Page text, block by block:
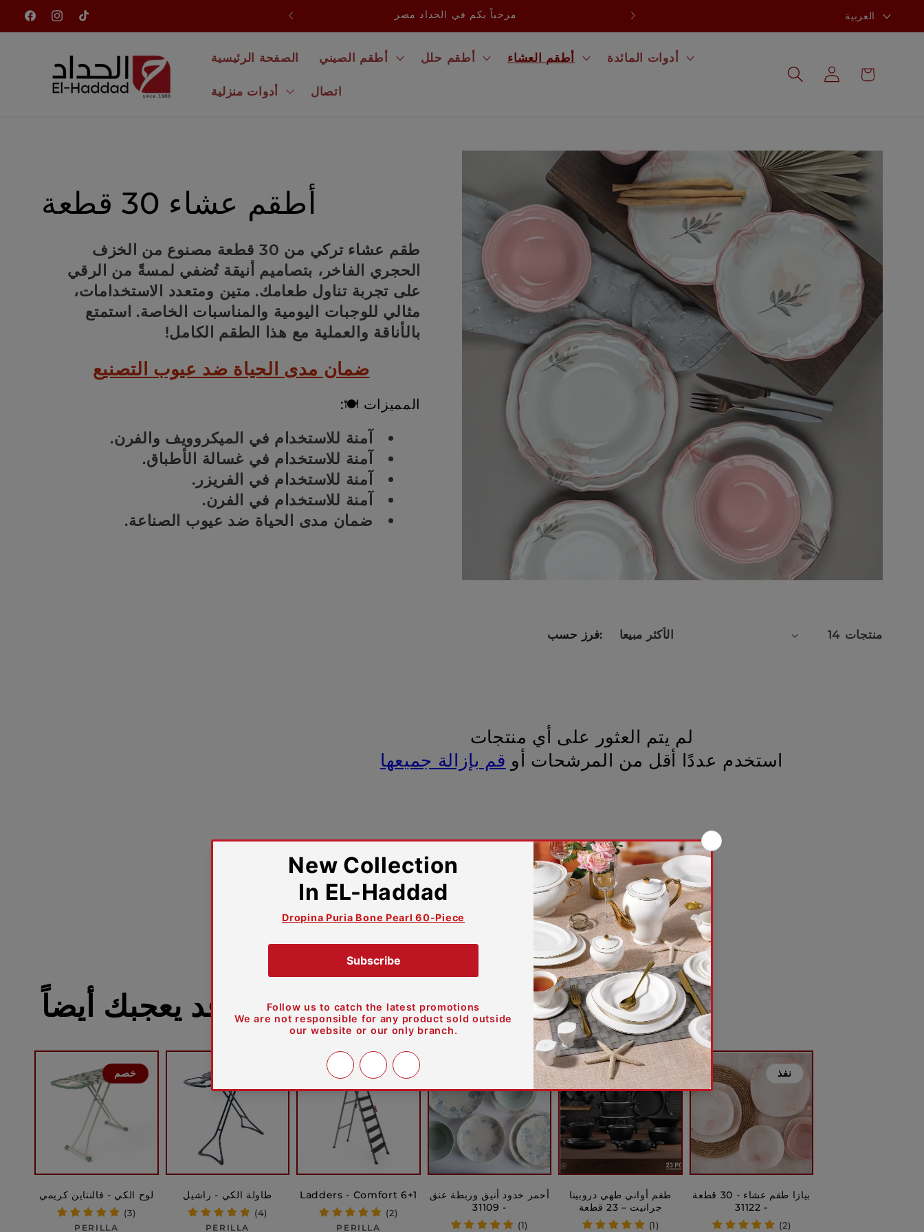
إلى
المحتوى
فيسبوكإنستغرام
تيك
وصلت للتو منتجات جديدة مرحباً بكم في الحداد مصر تخفيضات تصل إلى 60% في جميع المجموعات.
غ
العربية
الصفحة الرئيسية أطقم الصيني أطقم حلل أطقم العشاء أدوات المائدة
أدوات منزلية اتصال
تسجيل
الدخول
التسوق
م
أطقم عشاء 30 قطعة
طقم عشاء تركي من 30 قطعة مصنوع من الخزف
الحجري الفاخر، بتصاميم أنيقة تُضفي لمسةً من الرقي
على تجربة تناول طعامك. متين ومتعدد الاستخدامات،
مثالي للوجبات اليومية والمناسبات الخاصة. استمتع
بالأناقة والعملية مع هذا الطقم الكامل!
ضمان مدى الحياة ضد عيوب التصنيع
المميزات 🍽:
آمنة للاستخدام في الميكروويف والفرن.
آمنة للاستخدام في غسالة الأطباق.
آمنة للاستخدام في الفريزر.
آمنة للاستخدام في الفرن.
ضمان مدى الحياة ضد عيوب الصناعة.
فرز حسب: 14 منتجات
لم يتم العثور على أي منتجات
استخدم عددًا أقل من المرشحات أو قم بإزالة جميعها
قد يعجبك أيضاً
خصم
لوح الكي - فالنتاين كريمي
(3)
PERILLA
طاولة الكي - راشيل
(4)
PERILLA
خصم
Ladders - Comfort 6+1
(2)
PERILLA
أحمر خدود أنيق وربطة عنق
- 31109
(1)
خصم
طقم أواني طهي دروبينا
جرانيت – 23 قطعة
(1)
نفذ
بيازا طقم عشاء - 30 قطعة
- 31122
(2)